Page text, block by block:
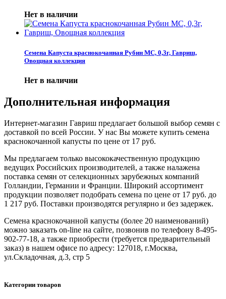
Нет в наличии
Семена Капуста краснокочанная Рубин МС, 0,3г, Гавриш,
Овощная коллекция
Нет в наличии
Дополнительная информация
Интернет-магазин Гавриш предлагает большой выбор семян с
доставкой по всей России. У нас Вы можете купить семена
краснокочанной капусты по цене от 17 руб.
Мы предлагаем только высококачественную продукцию
ведущих Российских производителей, а также налажена
поставка семян от селекционных зарубежных компаний
Голландии, Германии и Франции. Широкий ассортимент
продукции позволяет подобрать семена по цене от 17 руб. до
1 217 руб. Поставки производятся регулярно и без задержек.
Семена краснокочанной капусты (более 20 наименований)
можно заказать on-line на сайте, позвонив по телефону 8-495-
902-77-18, а также приобрести (требуется предварительный
заказ) в нашем офисе по адресу: 127018, г.Москва,
ул.Складочная, д.3, стр 5
Категории товаров